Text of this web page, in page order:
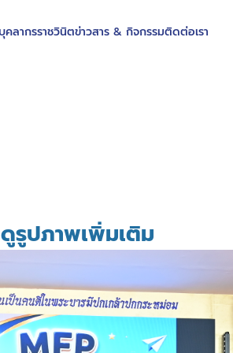
คลากรราชวินิตข่าวสาร & กิจกรรมติดต่อเรา
รูปภาพเพิ่มเติม